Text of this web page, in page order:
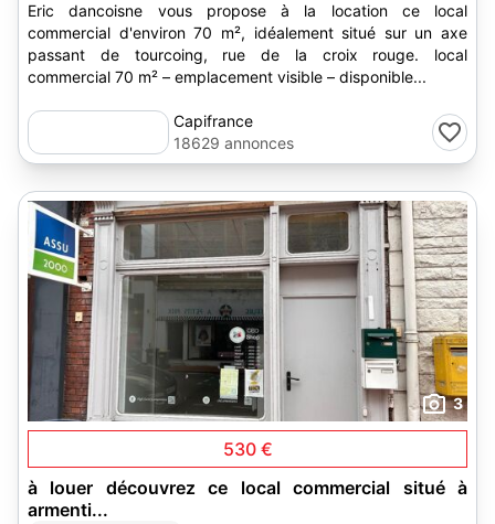
Eric dancoisne vous propose à la location ce local
commercial d'environ 70 m², idéalement situé sur un axe
passant de tourcoing, rue de la croix rouge. local
commercial 70 m² – emplacement visible – disponible...
Capifrance
18629 annonces
3
530 €
à louer découvrez ce local commercial situé à
armenti...